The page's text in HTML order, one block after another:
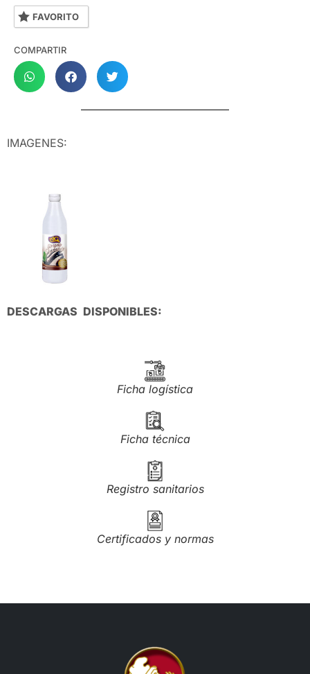
FAVORITO
COMPARTIR
IMAGENES:
DESCARGAS DISPONIBLES:
Ficha logística
Ficha técnica
Registro sanitarios
Certificados y normas